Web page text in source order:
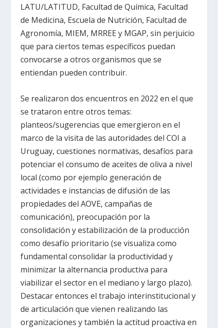
LATU/LATITUD, Facultad de Química, Facultad
de Medicina, Escuela de Nutrición, Facultad de
Agronomía, MIEM, MRREE y MGAP, sin perjuicio
que para ciertos temas específicos puedan
convocarse a otros organismos que se
entiendan pueden contribuir.
Se realizaron dos encuentros en 2022 en el que
se trataron entre otros temas:
planteos/sugerencias que emergieron en el
marco de la visita de las autoridades del COI a
Uruguay, cuestiones normativas, desafíos para
potenciar el consumo de aceites de oliva a nivel
local (como por ejemplo generación de
actividades e instancias de difusión de las
propiedades del AOVE, campañas de
comunicación), preocupación por la
consolidación y estabilización de la producción
como desafío prioritario (se visualiza como
fundamental consolidar la productividad y
minimizar la alternancia productiva para
viabilizar el sector en el mediano y largo plazo).
Destacar entonces el trabajo interinstitucional y
de articulación que vienen realizando las
organizaciones y también la actitud proactiva en